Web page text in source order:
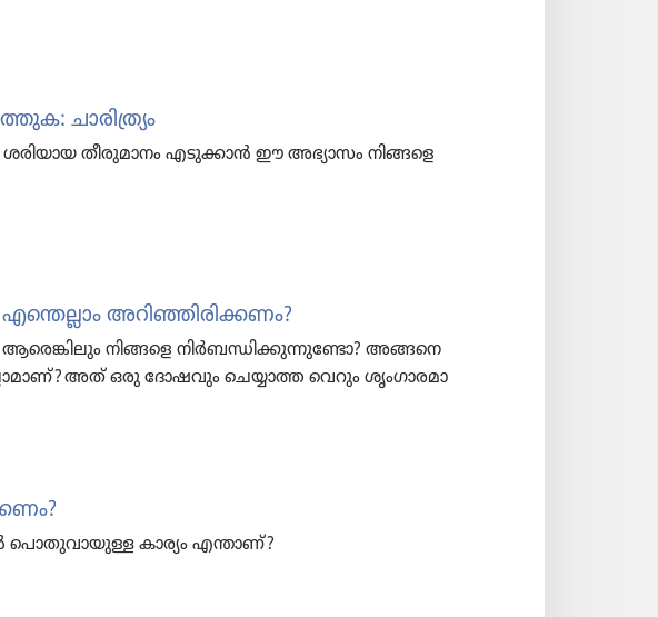
ചാരി​ത്ര്യം
തീരു​മാ​നം എടുക്കാൻ ഈ അഭ്യാസം നിങ്ങളെ
അറിഞ്ഞിരിക്കണം?
നിങ്ങളെ നിർബ​ന്ധി​ക്കു​ന്നു​ണ്ടോ? അങ്ങനെ
അത്‌ ഒരു ദോഷ​വും ചെയ്യാത്ത വെറും ശൃംഗാ​ര​മാ​
പൊതു​വാ​യു​ള്ള കാര്യം എന്താണ്‌?